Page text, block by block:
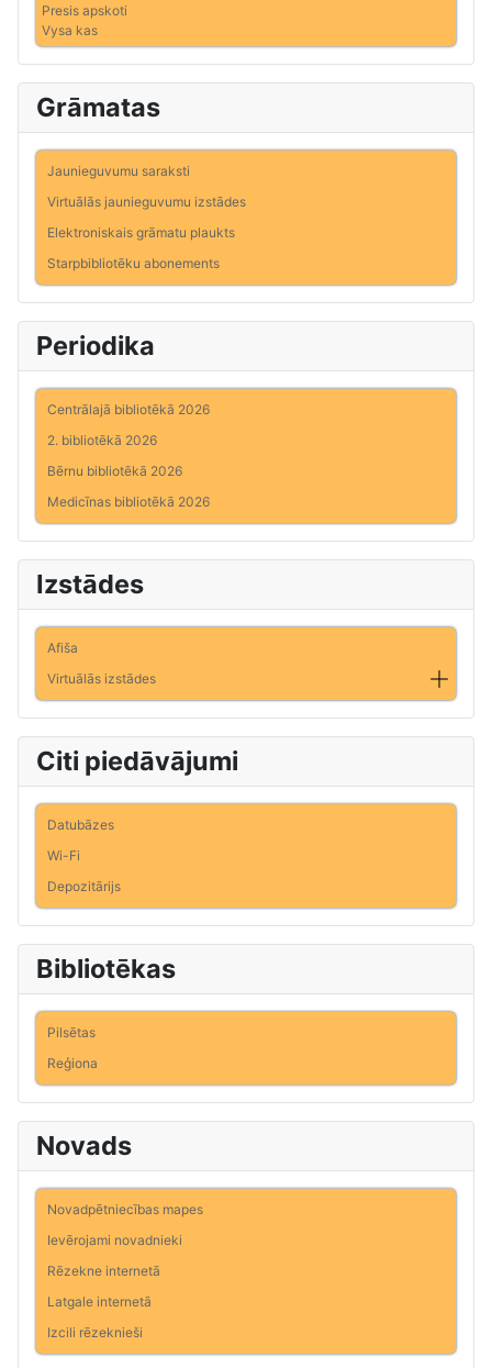
Presis apskoti
Vysa kas
Grāmatas
Jaunieguvumu saraksti
Virtuālās jaunieguvumu izstādes
Elektroniskais grāmatu plaukts
Starpbibliotēku abonements
Periodika
Centrālajā bibliotēkā 2026
2. bibliotēkā 2026
Bērnu bibliotēkā 2026
Medicīnas bibliotēkā 2026
Izstādes
Afiša
Virtuālās izstādes
Citi piedāvājumi
Datubāzes
Wi-Fi
Depozitārijs
Bibliotēkas
Pilsētas
Reģiona
Novads
Novadpētniecības mapes
Ievērojami novadnieki
Rēzekne internetā
Latgale internetā
Izcili rēzeknieši